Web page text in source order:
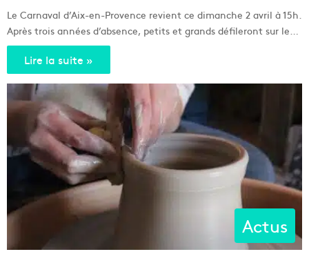
Le Carnaval d’Aix-en-Provence revient ce dimanche 2 avril à 15h.
Après trois années d’absence, petits et grands défileront sur le…
Lire la suite »
Actus